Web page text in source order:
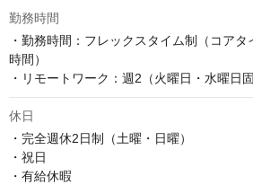
勤務時間
・勤務時間：フレックスタイム制（コア
時間）
・リモートワーク：週2（火曜日・水曜日固
休日
・完全週休2日制（土曜・日曜）
・祝日
・有給休暇